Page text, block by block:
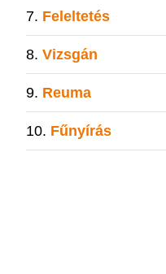
Feleltetés
Vizsgán
Reuma
Fűnyírás